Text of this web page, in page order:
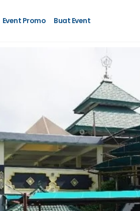
Event Promo Buat Event